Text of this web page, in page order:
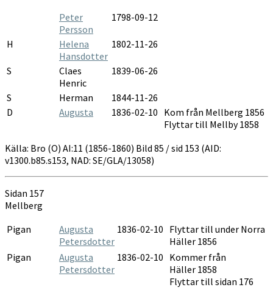
Peter
Persson
1798-09-12
H
Helena
Hansdotter
1802-11-26
S
Claes
Henric
1839-06-26
S Herman
1844-11-26
D
Augusta 1836-02-10 Kom från Mellberg 1856
Flyttar till Mellby 1858
Källa: Bro (O) AI:11 (1856-1860) Bild 85 / sid 153 (AID:
v1300.b85.s153, NAD: SE/GLA/13058)
Sidan 157
Mellberg
Pigan
Augusta
Petersdotter
1836-02-10 Flyttar till under Norra
Häller 1856
Pigan
Augusta
Petersdotter
1836-02-10 Kommer från
Häller 1858
Flyttar till sidan 176